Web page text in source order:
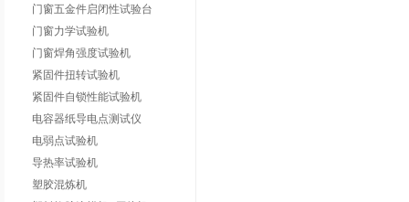
门窗五金件启闭性试验台
门窗力学试验机
门窗焊角强度试验机
紧固件扭转试验机
紧固件自锁性能试验机
电容器纸导电点测试仪
电弱点试验机
导热率试验机
塑胶混炼机